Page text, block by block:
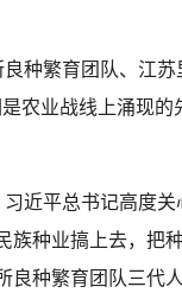
种繁育团队、江苏
农业战线上涌现的
近平总书记高度
族种业搞上去，把
良种繁育团队三代